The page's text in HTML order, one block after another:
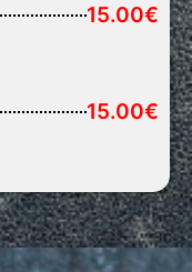
15.00€
15.00€